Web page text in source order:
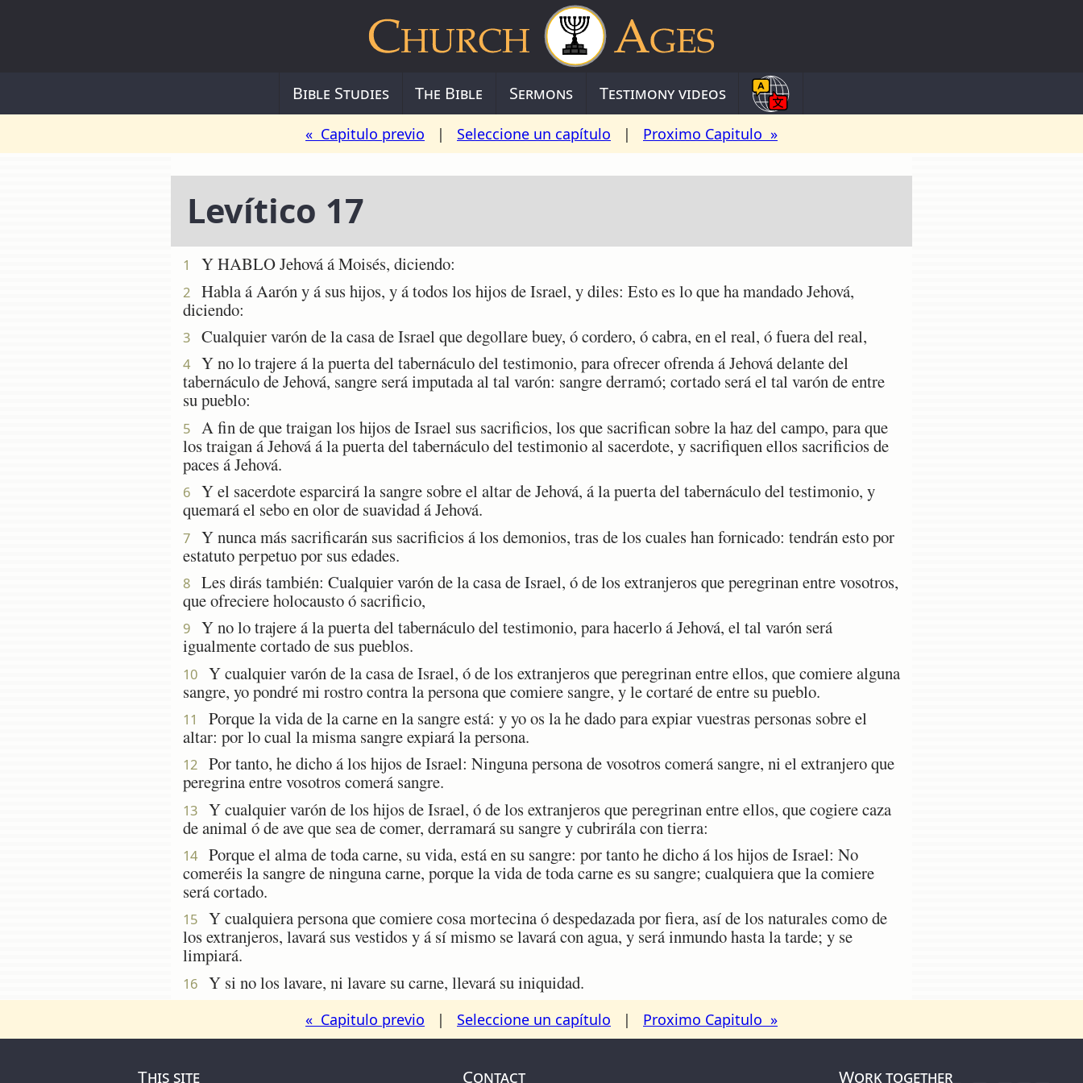
Bible Studies The Bible Sermons Testimony videos
« Capitulo previo | Seleccione un capítulo | Proximo Capitulo »
Levítico 17
1 Y HABLO Jehová á Moisés, diciendo:
2
Habla á Aarón y á sus hijos, y á todos los hijos de Israel, y diles: Esto es lo que ha mandado Jehová,
diciendo:
3 Cualquier varón de la casa de Israel que degollare buey, ó cordero, ó cabra, en el real, ó fuera del real,
4
Y no lo trajere á la puerta del tabernáculo del testimonio, para ofrecer ofrenda á Jehová delante del
tabernáculo de Jehová, sangre será imputada al tal varón: sangre derramó; cortado será el tal varón de entre
su pueblo:
5
A fin de que traigan los hijos de Israel sus sacrificios, los que sacrifican sobre la haz del campo, para que
los traigan á Jehová á la puerta del tabernáculo del testimonio al sacerdote, y sacrifiquen ellos sacrificios de
paces á Jehová.
6
Y el sacerdote esparcirá la sangre sobre el altar de Jehová, á la puerta del tabernáculo del testimonio, y
quemará el sebo en olor de suavidad á Jehová.
7
Y nunca más sacrificarán sus sacrificios á los demonios, tras de los cuales han fornicado: tendrán esto por
estatuto perpetuo por sus edades.
8
Les dirás también: Cualquier varón de la casa de Israel, ó de los extranjeros que peregrinan entre vosotros,
que ofreciere holocausto ó sacrificio,
9
Y no lo trajere á la puerta del tabernáculo del testimonio, para hacerlo á Jehová, el tal varón será
igualmente cortado de sus pueblos.
10
Y cualquier varón de la casa de Israel, ó de los extranjeros que peregrinan entre ellos, que comiere alguna
sangre, yo pondré mi rostro contra la persona que comiere sangre, y le cortaré de entre su pueblo.
11
Porque la vida de la carne en la sangre está: y yo os la he dado para expiar vuestras personas sobre el
altar: por lo cual la misma sangre expiará la persona.
12
Por tanto, he dicho á los hijos de Israel: Ninguna persona de vosotros comerá sangre, ni el extranjero que
peregrina entre vosotros comerá sangre.
13
Y cualquier varón de los hijos de Israel, ó de los extranjeros que peregrinan entre ellos, que cogiere caza
de animal ó de ave que sea de comer, derramará su sangre y cubrirála con tierra:
14
Porque el alma de toda carne, su vida, está en su sangre: por tanto he dicho á los hijos de Israel: No
comeréis la sangre de ninguna carne, porque la vida de toda carne es su sangre; cualquiera que la comiere
será cortado.
15
Y cualquiera persona que comiere cosa mortecina ó despedazada por fiera, así de los naturales como de
los extranjeros, lavará sus vestidos y á sí mismo se lavará con agua, y será inmundo hasta la tarde; y se
limpiará.
16 Y si no los lavare, ni lavare su carne, llevará su iniquidad.
« Capitulo previo | Seleccione un capítulo | Proximo Capitulo »
This site Contact Work together